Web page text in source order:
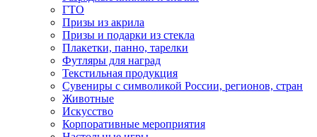
ГТО
Призы из акрила
Призы и подарки из стекла
Плакетки, панно, тарелки
Футляры для наград
Текстильная продукция
Сувениры с символикой России, регионов, стран
Животные
Искусство
Корпоративные мероприятия